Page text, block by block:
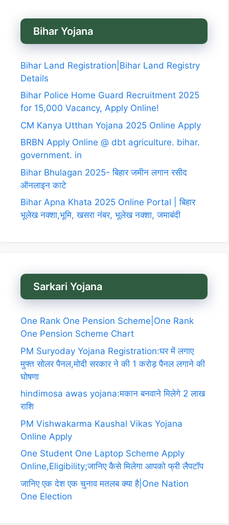
Bihar Yojana
Bihar Land Registration|Bihar Land Registry
Details
Bihar Police Home Guard Recruitment 2025
for 15,000 Vacancy, Apply Online!
CM Kanya Utthan Yojana 2025 Online Apply
BRBN Apply Online @ dbt agriculture. bihar.
government. in
Bihar Bhulagan 2025- बिहार जमीन लगान रसीद
ऑनलाइन काटे
Bihar Apna Khata 2025 Online Portal | बिहार
भूलेख नक्शा,भूमि, खसरा नंबर, भूलेख नक्शा, जमाबंदी
Sarkari Yojana
One Rank One Pension Scheme|One Rank
One Pension Scheme Chart
PM Suryoday Yojana Registration:घर में लगाए
मुफ्त सोलर पैनल,मोदी सरकार ने की 1 करोड़ पैनल लगाने की
घोषणा
hindimosa awas yojana:मकान बनवाने मिलेगे 2 लाख
राशि
PM Vishwakarma Kaushal Vikas Yojana
Online Apply
One Student One Laptop Scheme Apply
Online,Eligibility;जानिए कैसे मिलेगा आपको फ्री लैपटॉप
जानिए एक देश एक चुनाव मतलब क्या है|One Nation
One Election